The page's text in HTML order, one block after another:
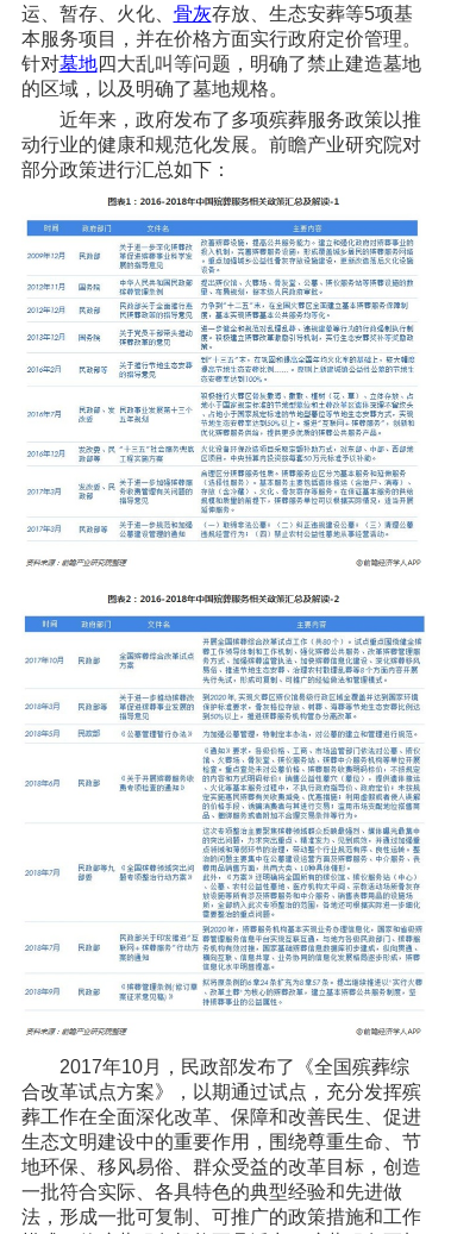
运、暂存、火化、 骨灰存放、生态安葬等5项基
本服务项目，并在价格方面实行政府定价管理。
针对墓地四大乱叫等问题，明确了禁止建造墓地
的区域，以及明确了墓地规格。
近年来，政府发布了多项殡葬服务政策以推
动行业的健康和规范化发展。前瞻产业研究院对
部分政策进行汇总如下：
2017年10月，民政部发布了《全国殡葬综
合改革试点方案》，以期通过试点，充分发挥殡
葬工作在全面深化改革、保障和改善民生、促进
生态文明建设中的重要作用，围绕尊重生命、节
地环保、移风易俗、群众受益的改革目标，创造
一批符合实际、各具特色的典型经验和先进做
法，形成一批可复制、可推广的政策措施和工作